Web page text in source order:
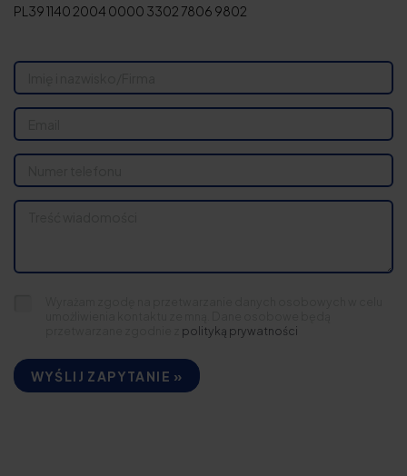
PL39 1140 2004 0000 3302 7806 9802
polityką prywatności
WYŚLIJ ZAPYTANIE »